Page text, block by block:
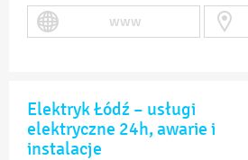
www
Elektryk Łódź – usługi
elektryczne 24h, awarie i
instalacje